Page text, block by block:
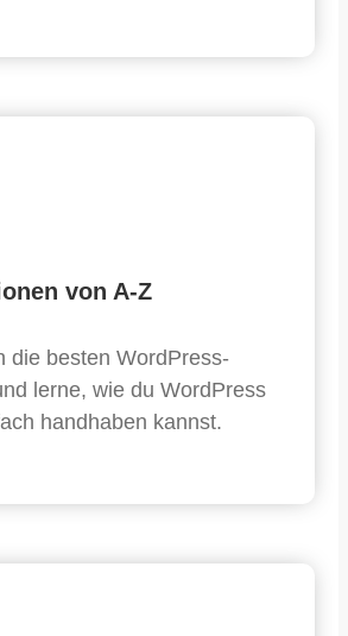
von A-Z
die besten WordPress-
lerne, wie du WordPress
handhaben kannst.